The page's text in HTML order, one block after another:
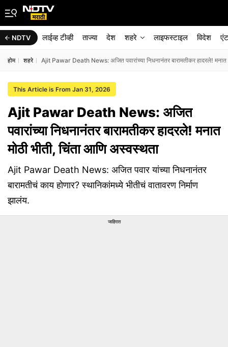
NDTV लाईव्ह टीव्ही ताज्या देश शहरे लाइफस्टाइल विदेश
होम शहरे Ajit Pawar Death News: अजित पवारांच्या निधनानंतर बारामतीकर हादरले! मनात
This Article is From Jan 31, 2026
Ajit Pawar Death News: अजित
पवारांच्या निधनानंतर बारामतीकर हादरले! मनात
मोठी भीती, चिंता आणि अस्वस्थता
Ajit Pawar Death News: अजित पवार यांच्या निधनानंतर
बारामतीचं काय होणार? स्थानिकांमध्ये भीतीचं वातावरण निर्माण
झालंय.
जाहिरात